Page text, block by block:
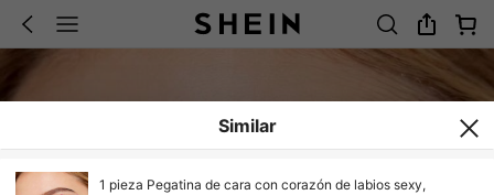
Similar
1 pieza Pegatina de cara con corazón de labios sexy,